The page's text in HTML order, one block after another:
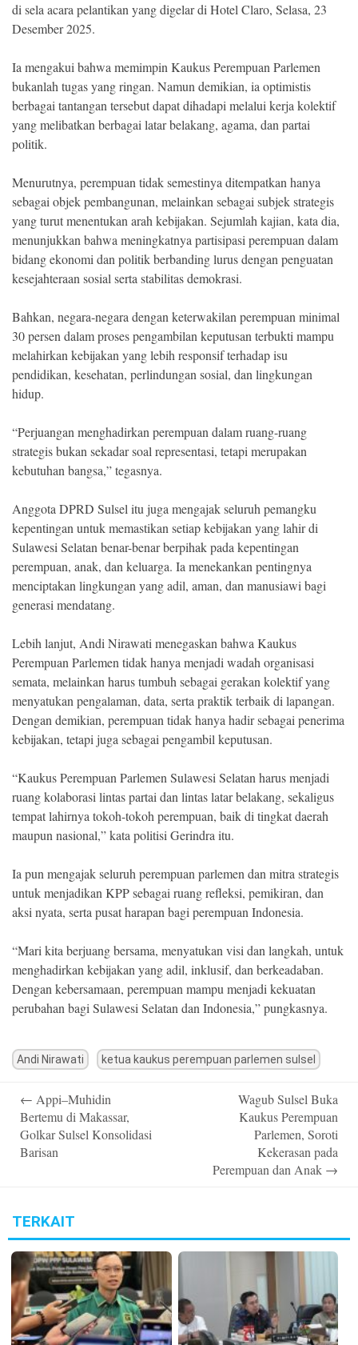
di sela acara pelantikan yang digelar di Hotel Claro, Selasa, 23
Desember 2025.
Ia mengakui bahwa memimpin Kaukus Perempuan Parlemen
bukanlah tugas yang ringan. Namun demikian, ia optimistis
berbagai tantangan tersebut dapat dihadapi melalui kerja kolektif
yang melibatkan berbagai latar belakang, agama, dan partai
politik.
Menurutnya, perempuan tidak semestinya ditempatkan hanya
sebagai objek pembangunan, melainkan sebagai subjek strategis
yang turut menentukan arah kebijakan. Sejumlah kajian, kata dia,
menunjukkan bahwa meningkatnya partisipasi perempuan dalam
bidang ekonomi dan politik berbanding lurus dengan penguatan
kesejahteraan sosial serta stabilitas demokrasi.
Bahkan, negara-negara dengan keterwakilan perempuan minimal
30 persen dalam proses pengambilan keputusan terbukti mampu
melahirkan kebijakan yang lebih responsif terhadap isu
pendidikan, kesehatan, perlindungan sosial, dan lingkungan
hidup.
“Perjuangan menghadirkan perempuan dalam ruang-ruang
strategis bukan sekadar soal representasi, tetapi merupakan
kebutuhan bangsa,” tegasnya.
Anggota DPRD Sulsel itu juga mengajak seluruh pemangku
kepentingan untuk memastikan setiap kebijakan yang lahir di
Sulawesi Selatan benar-benar berpihak pada kepentingan
perempuan, anak, dan keluarga. Ia menekankan pentingnya
menciptakan lingkungan yang adil, aman, dan manusiawi bagi
generasi mendatang.
Lebih lanjut, Andi Nirawati menegaskan bahwa Kaukus
Perempuan Parlemen tidak hanya menjadi wadah organisasi
semata, melainkan harus tumbuh sebagai gerakan kolektif yang
menyatukan pengalaman, data, serta praktik terbaik di lapangan.
Dengan demikian, perempuan tidak hanya hadir sebagai penerima
kebijakan, tetapi juga sebagai pengambil keputusan.
“Kaukus Perempuan Parlemen Sulawesi Selatan harus menjadi
ruang kolaborasi lintas partai dan lintas latar belakang, sekaligus
tempat lahirnya tokoh-tokoh perempuan, baik di tingkat daerah
maupun nasional,” kata politisi Gerindra itu.
Ia pun mengajak seluruh perempuan parlemen dan mitra strategis
untuk menjadikan KPP sebagai ruang refleksi, pemikiran, dan
aksi nyata, serta pusat harapan bagi perempuan Indonesia.
“Mari kita berjuang bersama, menyatukan visi dan langkah, untuk
menghadirkan kebijakan yang adil, inklusif, dan berkeadaban.
Dengan kebersamaan, perempuan mampu menjadi kekuatan
perubahan bagi Sulawesi Selatan dan Indonesia,” pungkasnya.
Andi Nirawati ketua kaukus perempuan parlemen sulsel
navigation
← Appi–Muhidin
Bertemu di Makassar,
Golkar Sulsel Konsolidasi
Barisan
Wagub Sulsel Buka
Kaukus Perempuan
Parlemen, Soroti
Kekerasan pada
Perempuan dan Anak →
TERKAIT